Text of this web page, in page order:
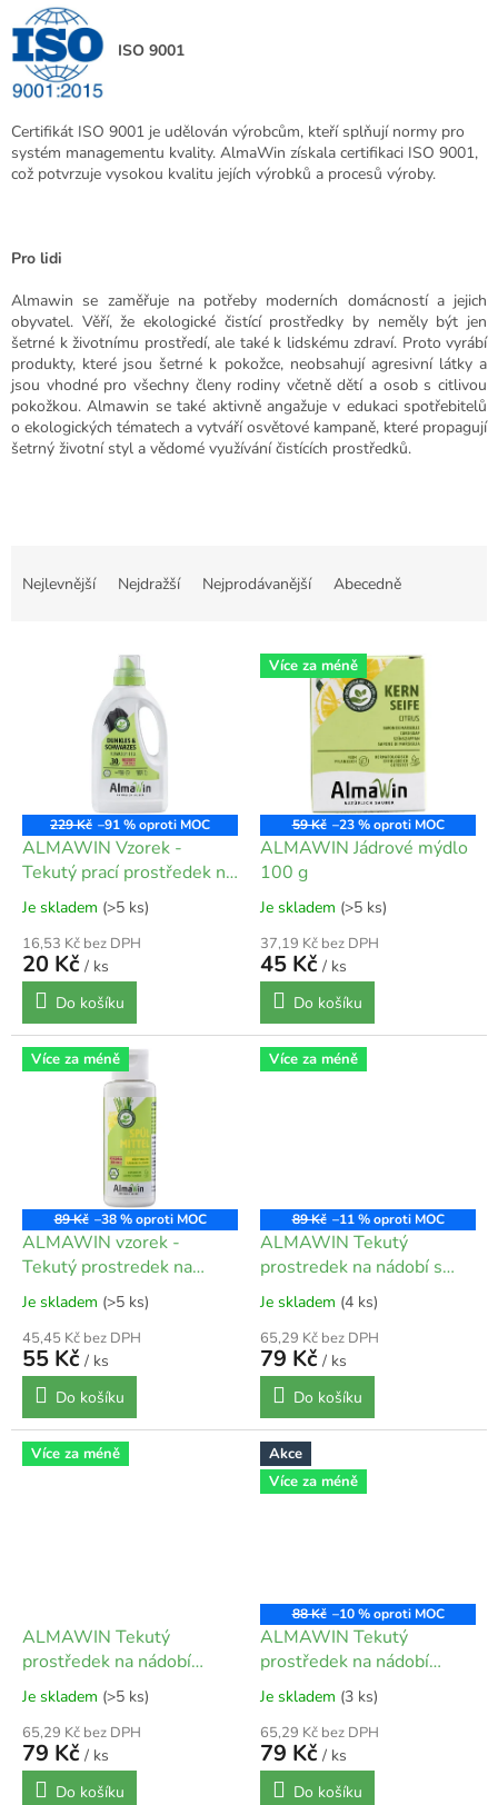
ISO 9001
Certifikát ISO 9001 je udělován výrobcům, kteří splňují normy pro
systém managementu kvality. AlmaWin získala certifikaci ISO 9001,
což potvrzuje vysokou kvalitu jejích výrobků a procesů výroby.
Pro lidi
Almawin se zaměřuje na potřeby moderních domácností a jejich
obyvatel. Věří, že ekologické čistící prostředky by neměly být jen
šetrné k životnímu prostředí, ale také k lidskému zdraví. Proto vyrábí
produkty, které jsou šetrné k pokožce, neobsahují agresivní látky a
jsou vhodné pro všechny členy rodiny včetně dětí a osob s citlivou
pokožkou. Almawin se také aktivně angažuje v edukaci spotřebitelů
o ekologických tématech a vytváří osvětové kampaně, které propagují
šetrný životní styl a vědomé využívání čistících prostředků.
Nejlevnější Nejdražší Nejprodávanější Abecedně
d
229 Kč –91 %
ALMAWIN Vzorek -
Tekutý prací prostředek na
tmavé černé 45 ml
Je skladem (>5 ks)
16,53 Kč bez DPH
20 Kč / ks
Do košíku
Více za méně
59 Kč –23 %
ALMAWIN Jádrové mýdlo
100 g
Je skladem (>5 ks)
37,19 Kč bez DPH
45 Kč / ks
Do košíku
Více za méně
89 Kč –38 %
ALMAWIN vzorek -
Tekutý prostredek na
nádobí s Citronovou trávou
Je skladem (>5 ks)
45,45 Kč bez DPH
55 Kč / ks
Do košíku
Více za méně
89 Kč –11 %
ALMAWIN Tekutý
prostredek na nádobí s
Citronovou trávou 500 ml
Je skladem (4 ks)
65,29 Kč bez DPH
79 Kč / ks
Do košíku
Více za méně
ALMAWIN Tekutý
prostředek na nádobí
Divoká růže-Meduňka 500
Je skladem (>5 ks)
65,29 Kč bez DPH
79 Kč / ks
Do košíku
Akce
Více za méně
88 Kč –10 %
ALMAWIN Tekutý
prostředek na nádobí
Mandarinka - rakytník 500
Je skladem (3 ks)
65,29 Kč bez DPH
79 Kč / ks
Do košíku